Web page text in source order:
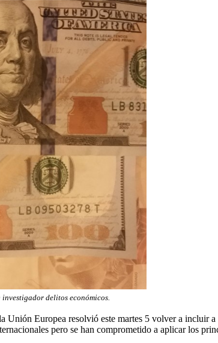
delitos económicos.
Europea resolvió este martes 5 volver a incluir
pero se han comprometido a aplicar los